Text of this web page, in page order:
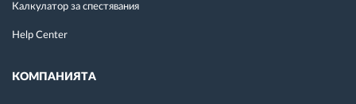
Калкулатор за спестявания
Help Center
КОМПАНИЯТА